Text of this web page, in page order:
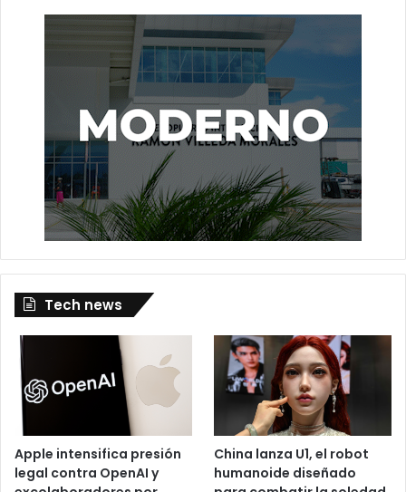
Tech news
Apple intensifica presión
legal contra OpenAI y
China lanza U1, el robot
humanoide diseñado